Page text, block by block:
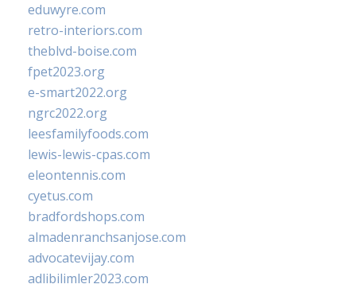
eduwyre.com
retro-interiors.com
theblvd-boise.com
fpet2023.org
e-smart2022.org
ngrc2022.org
leesfamilyfoods.com
lewis-lewis-cpas.com
eleontennis.com
cyetus.com
bradfordshops.com
almadenranchsanjose.com
advocatevijay.com
adlibilimler2023.com